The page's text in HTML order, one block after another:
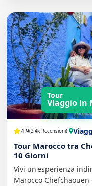
Tour
Viaggio in
4.9(2.4k Recensioni)
Tour Marocco tra
10 Giorni
Vivi un'esperienza
Marocco